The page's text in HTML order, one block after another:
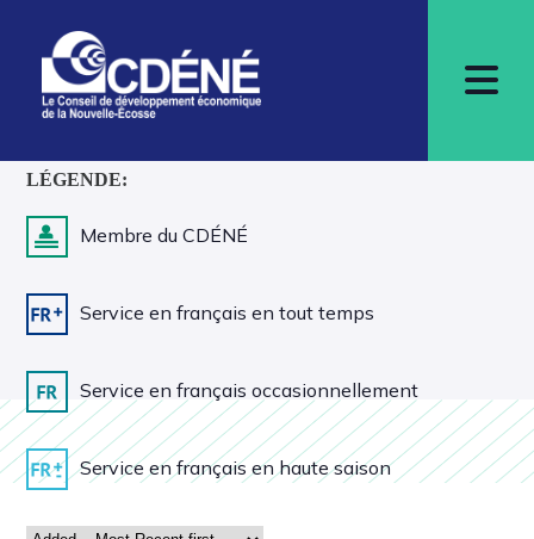
LÉGENDE:
Membre du CDÉNÉ
Service en français en tout temps
Service en français occasionnellement
Service en français en haute saison